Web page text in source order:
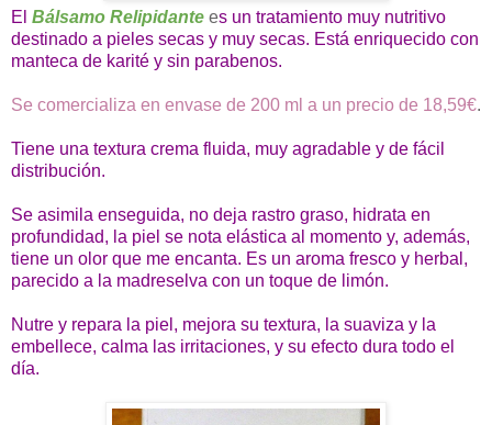
El Bálsamo Relipidante es un tratamiento muy nutritivo
destinado a pieles secas y muy secas. Está enriquecido con
manteca de karité y sin parabenos.
Se comercializa en envase de 200 ml a un precio de 18,59€.
Tiene una textura crema fluida, muy agradable y de fácil
distribución.
Se asimila enseguida, no deja rastro graso, hidrata en
profundidad, la piel se nota elástica al momento y, además,
tiene un olor que me encanta. Es un aroma fresco y herbal,
parecido a la madreselva con un toque de limón.
Nutre y repara la piel, mejora su textura, la suaviza y la
embellece, calma las irritaciones, y su efecto dura todo el
día.